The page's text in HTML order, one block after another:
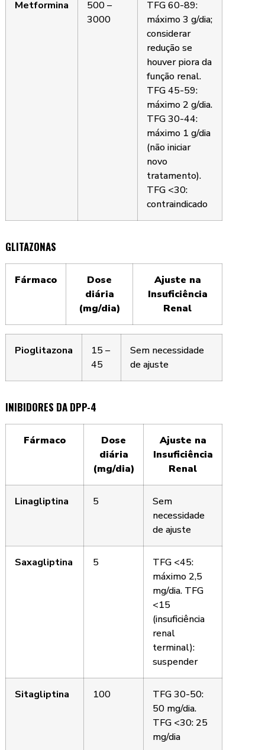
Metformina
500 –
3000
TFG 60-89:
máximo 3 g/dia;
considerar
redução se
houver piora da
função renal.
TFG 45-59:
máximo 2 g/dia.
TFG 30-44:
máximo 1 g/dia
(não iniciar
novo
tratamento).
TFG <30:
contraindicado
GLITAZONAS
Fármaco
Dose
diária
(mg/dia)
Ajuste na
Insuficiência
Renal
Pioglitazona
15 –
45
Sem necessidade
de ajuste
INIBIDORES DA DPP-4
Fármaco
Dose
diária
(mg/dia)
Ajuste na
Insuficiência
Renal
Linagliptina 5
Sem
necessidade
de ajuste
Saxagliptina 5
TFG <45:
máximo 2,5
mg/dia. TFG
<15
(insuficiência
renal
terminal):
suspender
Sitagliptina 100
TFG 30-50:
50 mg/dia.
TFG <30: 25
mg/dia